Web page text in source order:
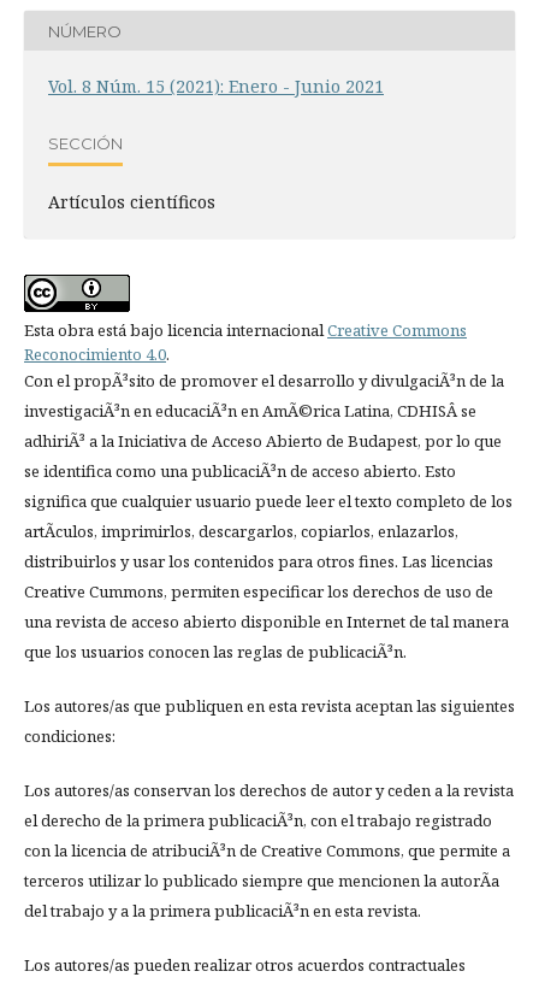
NÚMERO
Vol. 8 Núm. 15 (2021): Enero - Junio 2021
SECCIÓN
Artí­culos científicos
Esta obra está bajo licencia internacionalCreative Commons
Reconocimiento 4.0.
Con el propÃ³sito de promover el desarrollo y divulgaciÃ³n de la
investigaciÃ³n en educaciÃ³n en AmÃ©rica Latina, CDHISÂ se
adhiriÃ³ a la Iniciativa de Acceso Abierto de Budapest, por lo que
se identifica como una publicaciÃ³n de acceso abierto. Esto
significa que cualquier usuario puede leer el texto completo de los
artÃ­culos, imprimirlos, descargarlos, copiarlos, enlazarlos,
distribuirlos y usar los contenidos para otros fines. Las licencias
Creative Cummons, permiten especificar los derechos de uso de
una revista de acceso abierto disponible en Internet de tal manera
que los usuarios conocen las reglas de publicaciÃ³n.
Los autores/as que publiquen en esta revista aceptan las siguientes
condiciones:
Los autores/as conservan los derechos de autor y ceden a la revista
el derecho de la primera publicaciÃ³n, con el trabajo registrado
con la licencia de atribuciÃ³n de Creative Commons, que permite a
terceros utilizar lo publicado siempre que mencionen la autorÃ­a
del trabajo y a la primera publicaciÃ³n en esta revista.
Los autores/as pueden realizar otros acuerdos contractuales